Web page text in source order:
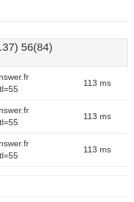
56(84)
113 ms
113 ms
113 ms